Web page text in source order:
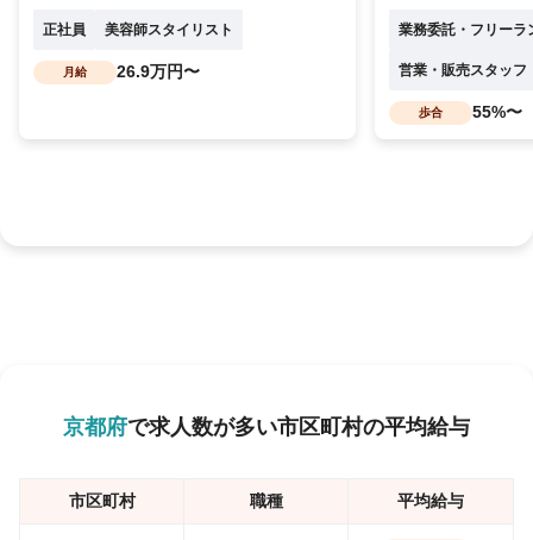
正社員 美容師スタイリスト
月給 26.9万円〜
業務委託・フリーラ
営業・販売スタッフ
歩合 55%〜
京都府で求人数が多い市区町村の平均給与
市区町村 職種 平均給与